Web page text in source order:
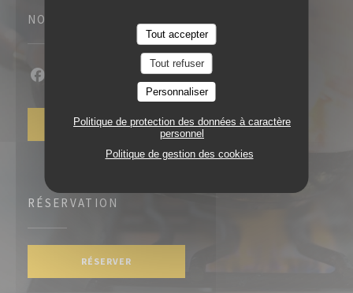
Tout accepter
Tout refuser
Personnaliser
Politique de protection des données à caractère
personnel
Politique de gestion des cookies
NOUS SUIVRE
Facebook ((ouvre une nouvelle fenêtre))
Instagram ((ouvre une nouvelle fenêtre))
NEWSLETTER
RÉSERVATION
RÉSERVER